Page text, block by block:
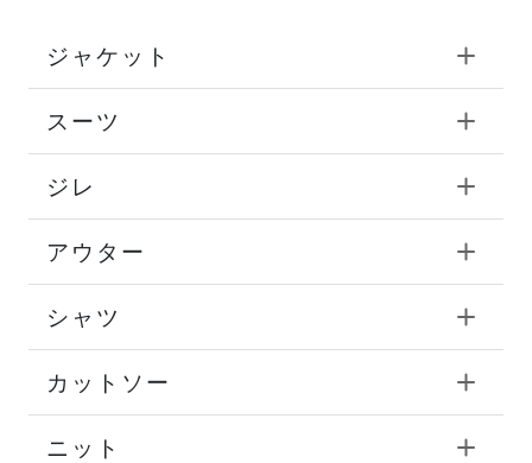
ジャケット
スーツ
ジレ
アウター
シャツ
カットソー
ニット